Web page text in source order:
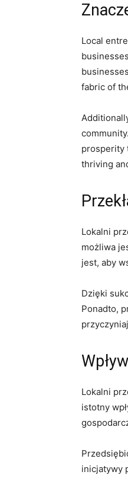
Local
fabric of
prosperity
thriving
Lokalni
możliwa
jest, aby
Dzięki
Ponadto,
Lokalni
istotny
⁤inicjatywy